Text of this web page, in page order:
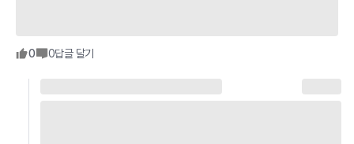
0 0답글 달기